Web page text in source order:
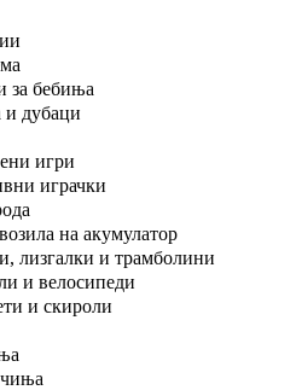
за бебиња
и дубаци
игри
играчки
на акумулатор
лизгалки и трамболини
и велосипеди
и скироли